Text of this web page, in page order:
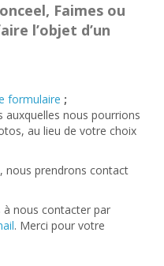
Faimes ou
l’objet d’un
formulaire ;
auxquelles nous pourrions
au lieu de votre choix
nous prendrons contact
à nous contacter par
. Merci pour votre